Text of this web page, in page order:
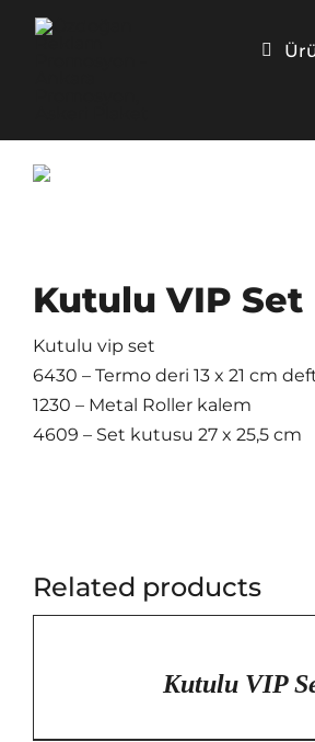
Skip
Kutulu VIP Set
Kutulu vip set
6430 – Termo deri 13 x 21 cm
1230 – Metal Roller kalem
4609 – Set kutusu 27 x 25,5 cm
Related products
Kutulu VIP